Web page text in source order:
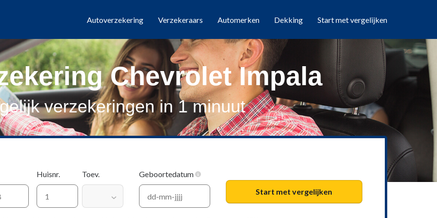
Autoverzekering Verzekeraars Automerken Dekking Start met vergelijken
Chevrolet Impala
verzekeringen in 1 minuut
Huisnr. Toev.
Geboortedatum
Start met vergelijken